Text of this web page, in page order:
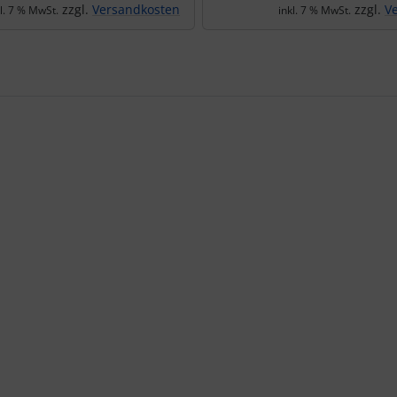
7 % MwSt. zzgl. Versandkosten inkl. 7 % MwSt. zzgl.